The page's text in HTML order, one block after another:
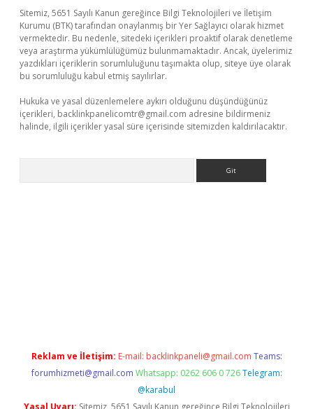
Sitemiz, 5651 Sayılı Kanun gereğince Bilgi Teknolojileri ve İletişim
Kurumu (BTK) tarafından onaylanmış bir Yer Sağlayıcı olarak hizmet
vermektedir. Bu nedenle, sitedeki içerikleri proaktif olarak denetleme
veya araştırma yükümlülüğümüz bulunmamaktadır. Ancak, üyelerimiz
yazdıkları içeriklerin sorumluluğunu taşımakta olup, siteye üye olarak
bu sorumluluğu kabul etmiş sayılırlar.
Hukuka ve yasal düzenlemelere aykırı olduğunu düşündüğünüz
içerikleri, backlinkpanelicomtr@gmail.com adresine bildirmeniz
halinde, ilgili içerikler yasal süre içerisinde sitemizden kaldırılacaktır.
Reklam ve İletişim: E-mail: backlinkpaneli@gmail.com Teams:
forumhizmeti@gmail.com Whatsapp: 0262 606 0 726 Telegram:
@karabul
Yasal Uyarı: Sitemiz, 5651 Sayılı Kanun gereğince Bilgi Teknolojileri